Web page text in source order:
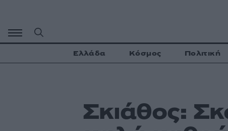
περιεχόμενο
Ελλάδα Κόσμος Πολιτική
Σκιάθος: